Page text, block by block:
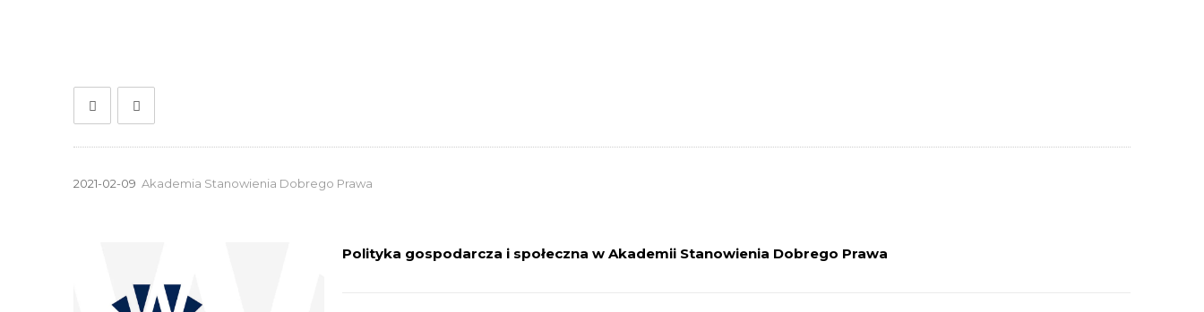
2021-02-09 Akademia Stanowienia Dobrego Prawa
Polityka gospodarcza i społeczna w Akademii Stanowienia Dobrego Prawa